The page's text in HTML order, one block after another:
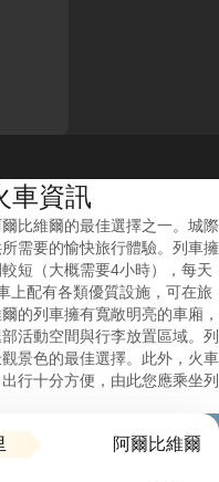
車資訊
比維爾的最佳選擇之一。城際
需要的愉快旅行體驗。列車擁
短（大概需要4小時），每天
上配有各類優質設施，可在旅
的列車擁有寬敞明亮的車廂，
活動空間與行李放置區域。列
景色的最佳選擇。此外，火車
行十分方便，由此您應乘坐列
阿爾比維爾